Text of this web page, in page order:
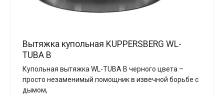
Вытяжка купольная KUPPERSBERG WL-
TUBA B
Купольная вытяжка WL-TUBA B черного цвета –
просто незаменимый помощник в извечной борьбе с
дымом,